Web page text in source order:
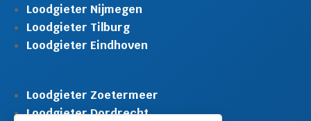
Loodgieter Nijmegen
Loodgieter Tilburg
Loodgieter Eindhoven
Loodgieter Zoetermeer
Loodgieter Dordrecht